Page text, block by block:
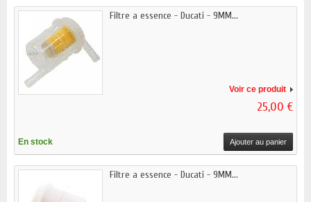
Filtre a essence - Ducati - 9MM...
Voir ce produit
25,00 €
En stock Ajouter au panier
Filtre a essence - Ducati - 9MM...